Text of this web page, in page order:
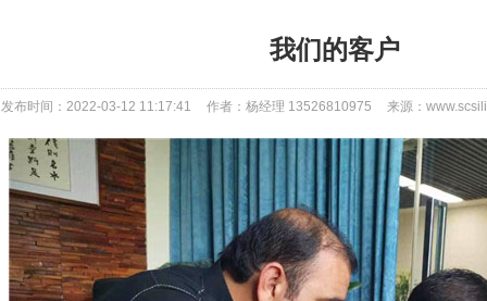
我们的客户
发布时间：2022-03-12 11:17:41 作者：杨经理 13526810975 来源：